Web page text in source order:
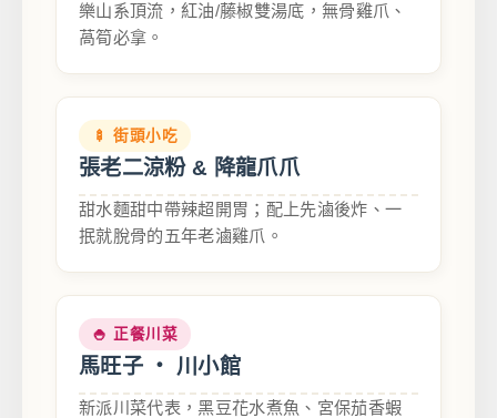
樂山系頂流，紅油/藤椒雙湯底，無骨雞爪、
萵筍必拿。
🍢 街頭小吃
張老二涼粉 & 降龍爪爪
甜水麵甜中帶辣超開胃；配上先滷後炸、一
抿就脫骨的五年老滷雞爪。
🍚 正餐川菜
馬旺子 ‧ 川小館
新派川菜代表，黑豆花水煮魚、宮保茄香蝦